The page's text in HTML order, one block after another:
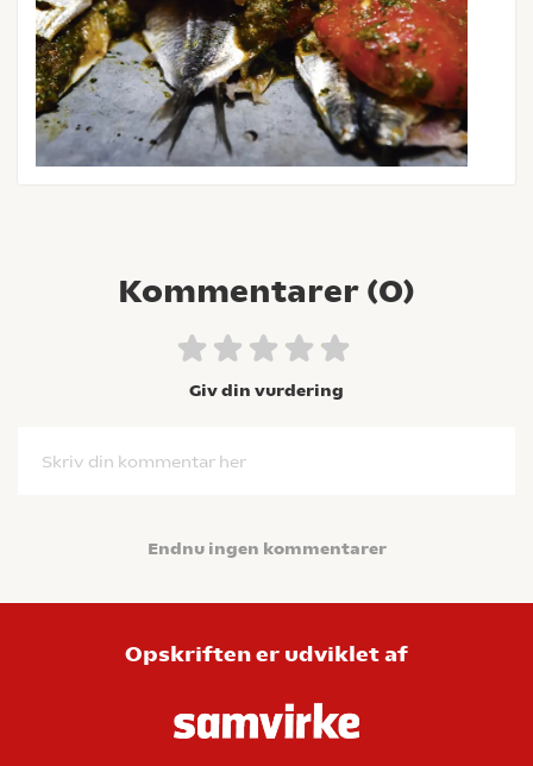
Kommentarer (0)
Giv din vurdering
Skriv din kommentar her
Endnu ingen kommentarer
Opskriften er udviklet af